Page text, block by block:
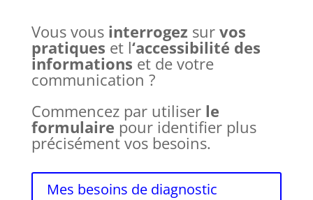
Vous vous interrogez sur vos
pratiques et l‘accessibilité des
informations et de votre
communication ?
Commencez par utiliser le
formulaire pour identifier plus
précisément vos besoins.
Mes besoins de diagnostic